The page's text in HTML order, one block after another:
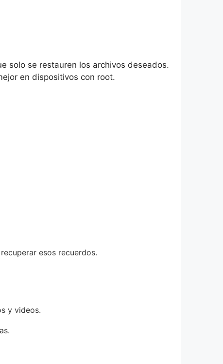
solo se restauren los archivos deseados.
en dispositivos con root.
esos recuerdos.
y videos.